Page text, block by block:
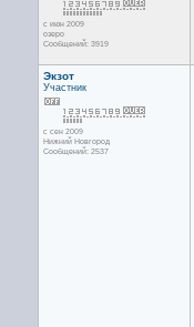
с июн 2009
озеро
Сообщений: 3919
Экзот
Участник
с сен 2009
Нижний Новгород
Сообщений: 2537